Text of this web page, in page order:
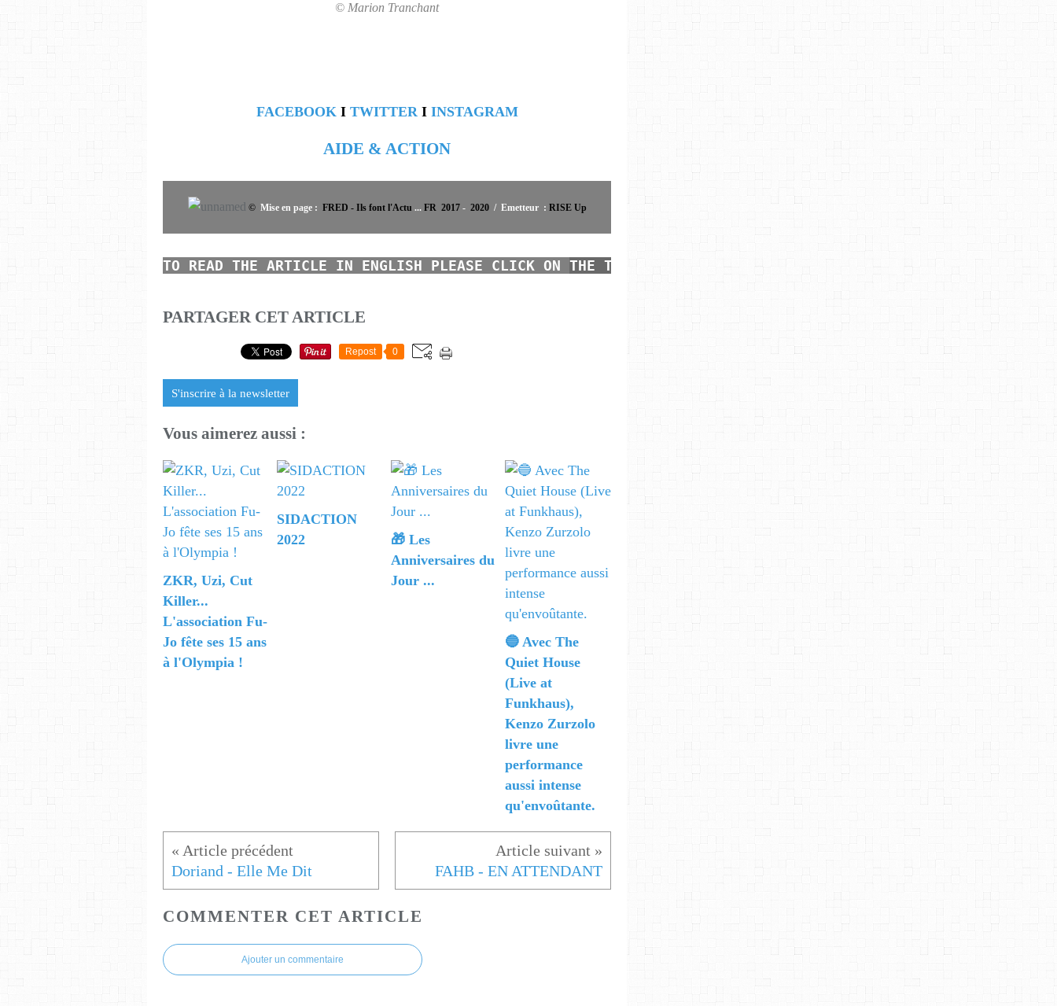
© Marion Tranchant
FACEBOOK I TWITTER I INSTAGRAM
AIDE & ACTION
© Mise en page : FRED - Ils font l'Actu ...FR 2017- 2020 / Emetteur : RISE Up
TO READ THE ARTICLE IN ENGLISH PLEASE CLICK ON THE TRANSLATOR AT THE TOP LEFT, THEN ENGLISH
PARTAGER CET ARTICLE
Repost 0
S'inscrire à la newsletter
Vous aimerez aussi :
ZKR, Uzi, Cut
Killer...
L'association Fu-
Jo fête ses 15 ans
à l'Olympia !
SIDACTION
2022
🎁 Les
Anniversaires du
Jour ...
🔵 Avec The
Quiet House
(Live at
Funkhaus),
Kenzo Zurzolo
livre une
performance
aussi intense
qu'envoûtante.
Doriand - Elle Me Dit FAHB - EN ATTENDANT
COMMENTER CET ARTICLE
Ajouter un commentaire